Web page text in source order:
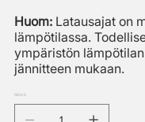
Huom: Latausajat on
lämpötilassa.
ympäristön
jännitteen mukaan.
Määrä